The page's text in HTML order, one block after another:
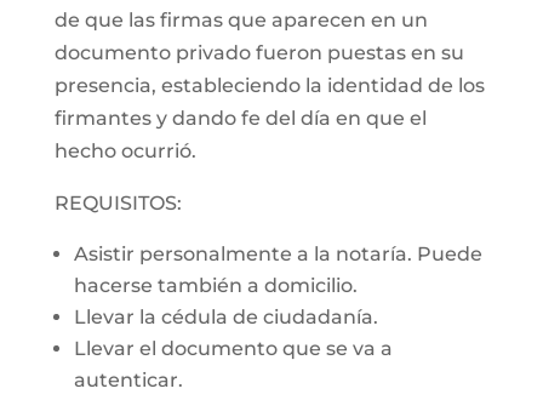
de que las firmas que aparecen en un
documento privado fueron puestas en su
presencia, estableciendo la identidad de los
firmantes y dando fe del día en que el
hecho ocurrió.
REQUISITOS:
Asistir personalmente a la notaría. Puede
hacerse también a domicilio.
Llevar la cédula de ciudadanía.
Llevar el documento que se va a
autenticar.